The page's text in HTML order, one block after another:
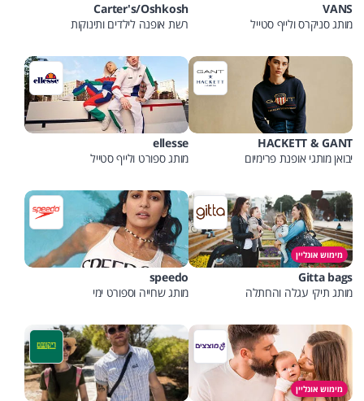
VANS
מותג סניקרס ולייף סטייל
Carter's/Oshkosh
רשת אופנה לילדים ותינוקות
HACKETT & GANT
יבואן מותגי אופנת פרימיום
ellesse
מותג ספורט ולייף סטייל
מימוש אונליין
Gitta bags
מותג תיקי עגלה והחתלה
speedo
מותג שחייה וספורט ימי
מימוש אונליין